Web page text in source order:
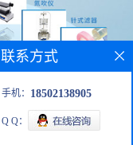
联系方式
手机： 18502138905
Q Q：